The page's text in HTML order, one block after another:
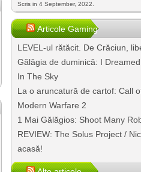
Scris in 4 September, 2022.
Articole Gaming
LEVEL-ul rătăcit. De Crăciun,
Gălăgia de duminică: I
In The Sky
La o aruncatură de cartof: Call
Modern Warfare 2
1 Mai Gălăgios: Shoot Many
REVIEW: The Solus Project /
acasă!